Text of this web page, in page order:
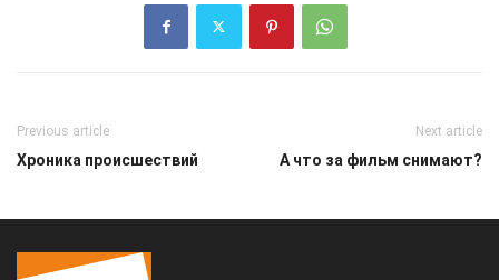
Previous article
Хроника происшествий
Next article
А что за фильм снимают?